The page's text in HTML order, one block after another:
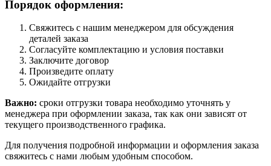
Порядок оформления:
Свяжитесь с нашим менеджером для обсуждения
деталей заказа
Согласуйте комплектацию и условия поставки
Заключите договор
Произведите оплату
Ожидайте отгрузки
Важно: сроки отгрузки товара необходимо уточнять у
менеджера при оформлении заказа, так как они зависят от
текущего производственного графика.
Для получения подробной информации и оформления заказа
свяжитесь с нами любым удобным способом.